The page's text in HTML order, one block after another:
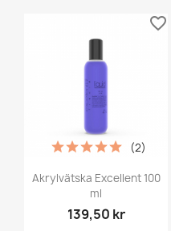
Akrylvätska Excellent 100
ml
139,50 kr
(2)
favorite_border